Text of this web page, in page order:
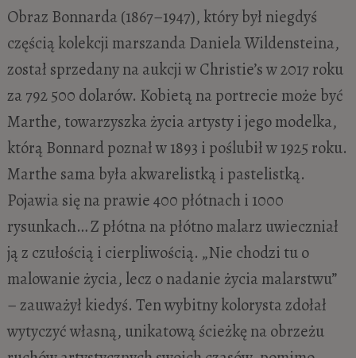
Obraz Bonnarda (1867–1947), który był niegdyś
częścią kolekcji marszanda Daniela Wildensteina,
został sprzedany na aukcji w Christie’s w 2017 roku
za 792 500 dolarów. Kobietą na portrecie może być
Marthe, towarzyszka życia artysty i jego modelka,
którą Bonnard poznał w 1893 i poślubił w 1925 roku.
Marthe sama była akwarelistką i pastelistką.
Pojawia się na prawie 400 płótnach i 1000
rysunkach… Z płótna na płótno malarz uwieczniał
ją z czułością i cierpliwością. „Nie chodzi tu o
malowanie życia, lecz o nadanie życia malarstwu”
– zauważył kiedyś. Ten wybitny kolorysta zdołał
wytyczyć własną, unikatową ścieżkę na obrzeżu